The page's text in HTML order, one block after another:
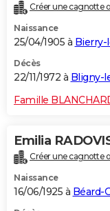
Créer une cagnotte
Naissance
25/04/1905 à Bierry-
Décès
22/11/1972 à Bligny-
Famille
Emilia
Créer une cagnotte
Naissance
16/06/1925 à Béard-